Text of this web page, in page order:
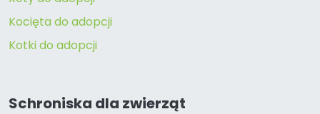
Kocięta do adopcji
Kotki do adopcji
Schroniska dla zwierząt